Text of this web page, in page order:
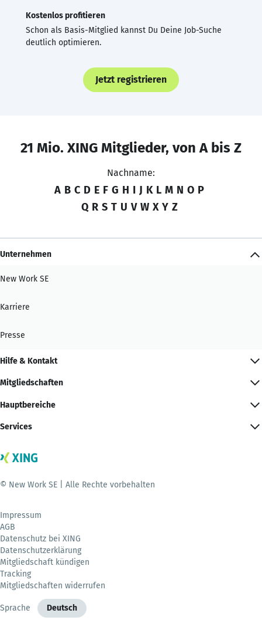
Kostenlos profitieren
Schon als Basis-Mitglied kannst Du Deine Job-Suche
deutlich optimieren.
Jetzt registrieren
21 Mio. XING Mitglieder, von A bis Z
Nachname:
A B C D E F G H I J K L M N O P
Q R S T U V W X Y Z
Unternehmen
New Work SE
Karriere
Presse
Hilfe & Kontakt
Mitgliedschaften
Hauptbereiche
Services
© New Work SE | Alle Rechte vorbehalten
Impressum
AGB
Datenschutz bei XING
Datenschutzerklärung
Mitgliedschaft kündigen
Tracking
Mitgliedschaften widerrufen
Sprache Deutsch